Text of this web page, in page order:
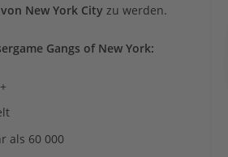
New York City zu werden.
Gangs of New York:
als 60 000